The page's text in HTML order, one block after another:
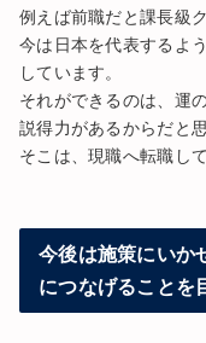
例えば前職だと課長級
今は日本を代表するよ
しています。
それができるのは、運
説得力があるからだと
そこは、現職へ転職し
今後は施策にいか
につなげることを